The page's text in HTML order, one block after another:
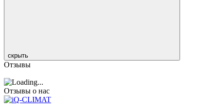
скрыть
Отзывы
Отзывы о нас